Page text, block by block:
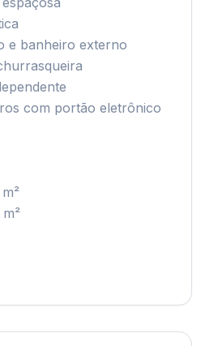
e banheiro externo
com portão eletrônico